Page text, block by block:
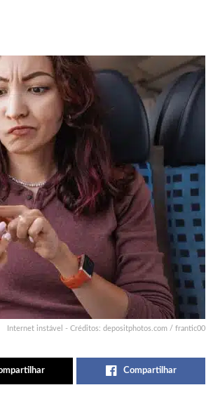
Internet instável - Créditos: depositphotos.com / frantic00
Compartilhar